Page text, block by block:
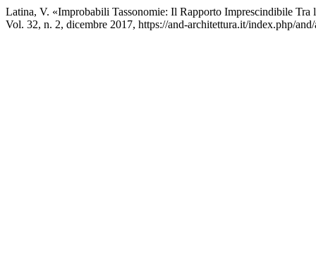
Latina, V. «Improbabili Tassonomie: Il Rapporto Imprescindibile
Vol. 32, n. 2, dicembre 2017, https://and-architettura.it/index.php/